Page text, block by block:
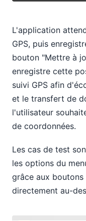
L'application
GPS, puis
bouton "Mettre à
enregistre cette
suivi GPS afin
et le transfert de
l'utilisateur
de coordonnées.
Les cas de test
les options du
grâce aux
directement au-